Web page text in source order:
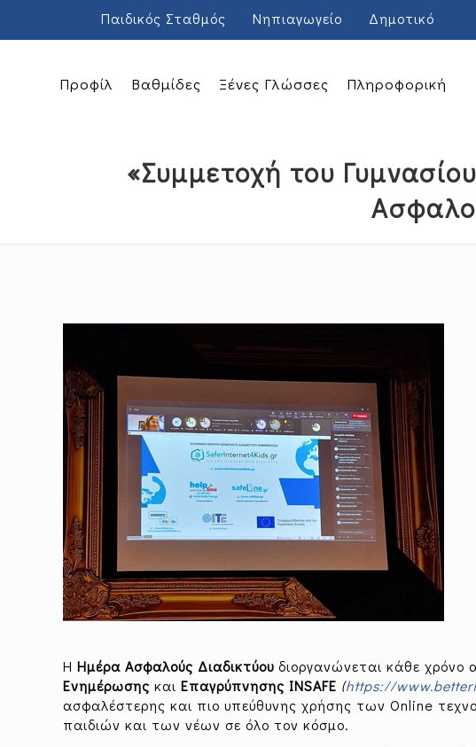
Παιδικός Σταθμός Νηπιαγωγείο Δημοτικό
Προφίλ Βαθμίδες Ξένες Γλώσσες Πληροφορική
«Συμμετοχή του
ΗΗμέρα Ασφαλούς Διαδικτύου διοργανώνεται κάθε
Ενημέρωσης καιΕπαγρύπνησης INSAFE (https://www.
ασφαλέστερης και πιο υπεύθυνης χρήσης των Online
παιδιών και των νέων σε όλο τον κόσμο.